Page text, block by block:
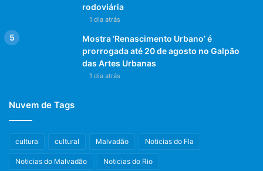
rodoviária
1 dia atrás
Mostra ‘Renascimento Urbano’ é
prorrogada até 20 de agosto no Galpão
das Artes Urbanas
1 dia atrás
Nuvem de Tags
cultura cultural Malvadão Noticias do Fla
Noticias do Malvadão Noticias do Rio